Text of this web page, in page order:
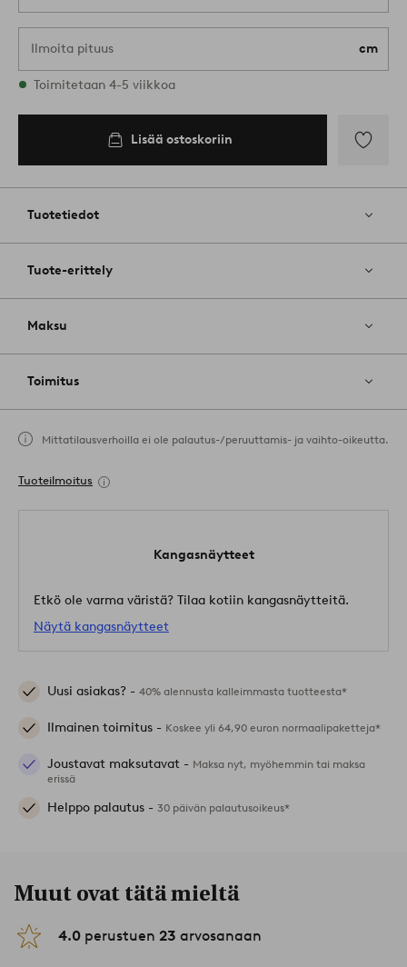
Ilmoita pituus cm
Varastossa on kaikkia kokoja
Toimitetaan 4-5 viikkoa
Lisää Lisää ostoskoriin
Tuotetiedot
Tuote-erittely
Maksu
Toimitus
Mittatilausverhoilla ei ole palautus-/peruuttamis- ja vaihto-oikeutta.
Tuoteilmoitus
Kangasnäytteet
Etkö ole varma väristä? Tilaa kotiin kangasnäytteitä.
Näytä kangasnäytteet
Uusi asiakas? - 40% alennusta kalleimmasta tuotteesta*
Ilmainen toimitus - Koskee yli 64,90 euron normaalipaketteja*
Joustavat maksutavat - Maksa nyt, myöhemmin tai maksa
erissä
Helppo palautus - 30 päivän palautusoikeus*
Muut ovat tätä mieltä
4.0 perustuen 23 arvosanaan